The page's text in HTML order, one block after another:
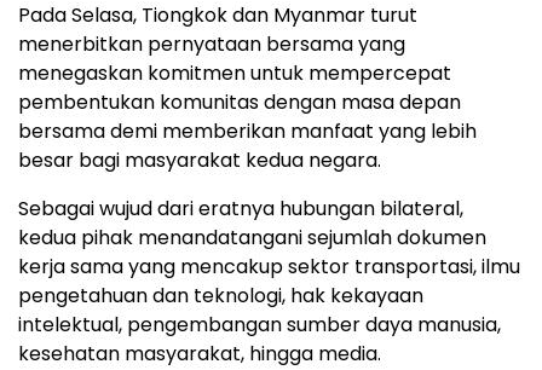
Pada Selasa, Tiongkok dan Myanmar turut
menerbitkan pernyataan bersama yang
menegaskan komitmen untuk mempercepat
pembentukan komunitas dengan masa depan
bersama demi memberikan manfaat yang lebih
besar bagi masyarakat kedua negara.
Sebagai wujud dari eratnya hubungan bilateral,
kedua pihak menandatangani sejumlah dokumen
kerja sama yang mencakup sektor transportasi, ilmu
pengetahuan dan teknologi, hak kekayaan
intelektual, pengembangan sumber daya manusia,
kesehatan masyarakat, hingga media.